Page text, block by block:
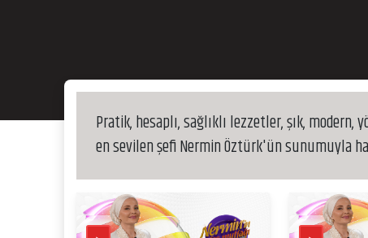
Pratik, hesaplı, sağlıklı lezzetler, şık,
en sevilen şefi Nermin Öztürk'ün sunumuyla